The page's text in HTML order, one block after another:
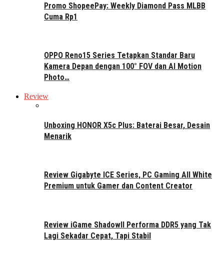
Promo ShopeePay: Weekly Diamond Pass MLBB
Cuma Rp1
OPPO Reno15 Series Tetapkan Standar Baru
Kamera Depan dengan 100° FOV dan AI Motion
Photo…
Review
Unboxing HONOR X5c Plus: Baterai Besar, Desain
Menarik
Review Gigabyte ICE Series, PC Gaming All White
Premium untuk Gamer dan Content Creator
Review iGame ShadowII Performa DDR5 yang Tak
Lagi Sekadar Cepat, Tapi Stabil